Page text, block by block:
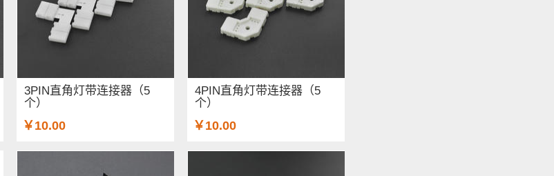
3PIN直角灯带连接器（5
个）
￥10.00
4PIN直角灯带连接器（5
个）
￥10.00